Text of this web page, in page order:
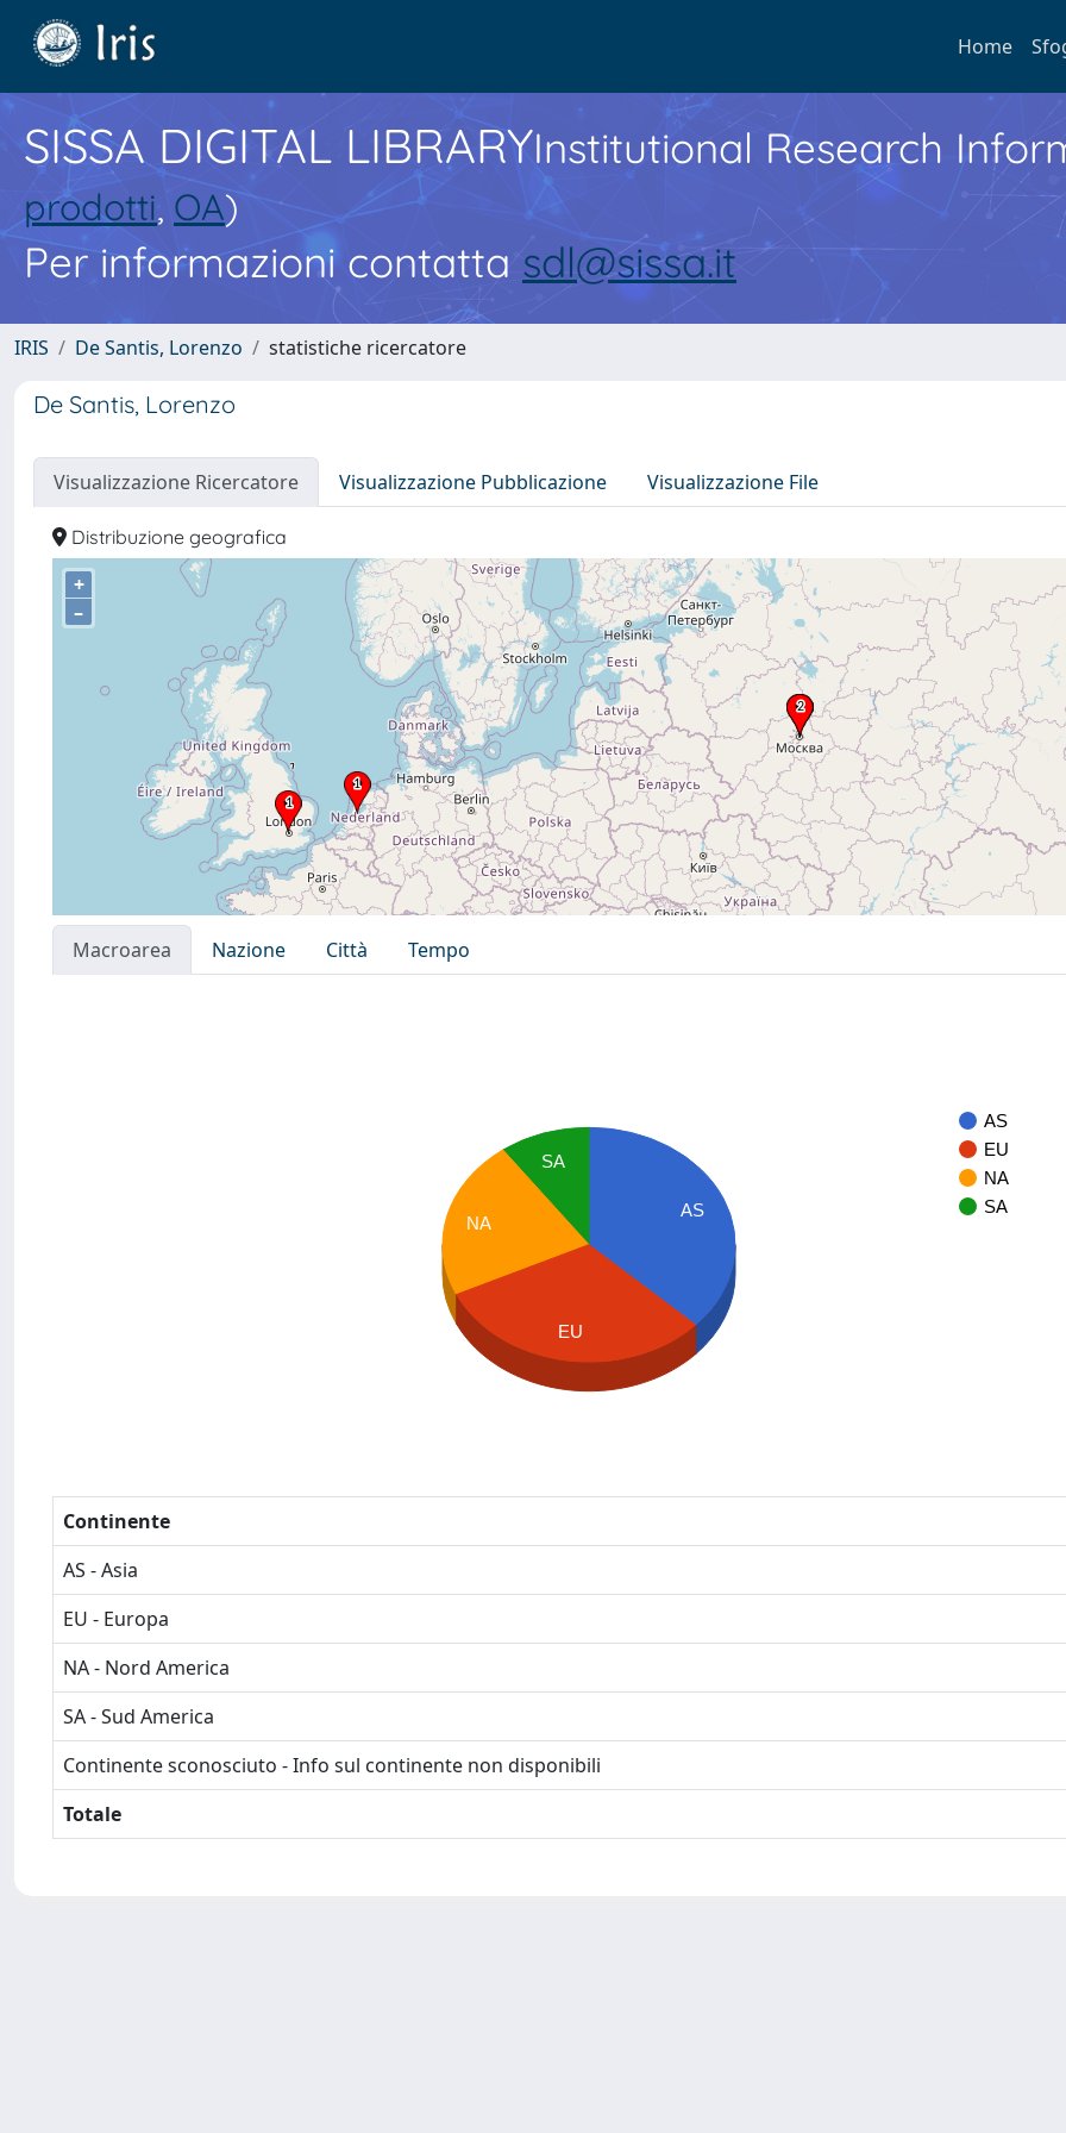
Home
SISSA DIGITAL LIBRARYInstitutional Research
prodotti, OA)
Per informazioni contatta sdl@sissa.it
IRIS De Santis, Lorenzo statistiche ricercatore
De Santis, Lorenzo
Visualizzazione Ricercatore Visualizzazione Pubblicazione Visualizzazione File
Distribuzione geografica
+
–
Macroarea Nazione Città Tempo
AS
EU
NA
SA
AS
SA
NA
EU
Continente
AS - Asia
EU - Europa
NA - Nord America
SA - Sud America
Continente sconosciuto - Info sul continente non disponibili
Totale